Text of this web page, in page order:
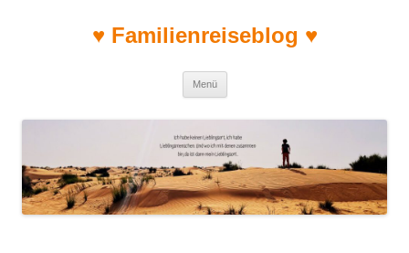
♥ Familienreiseblog ♥
Menü